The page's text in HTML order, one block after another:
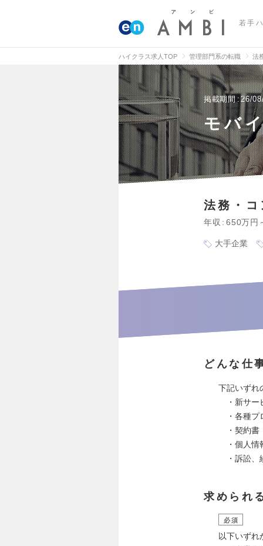
若手
ハイクラス求人TOP 管理部門系の転職 法
掲載期間 26/
モバ
法務・
年収 650万円
大手企業
どんな仕
下記いずれ
・新サー
・各種プ
・契約書
・個人情
・訴訟、
求められ
必須
以下いずれ